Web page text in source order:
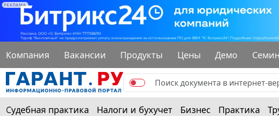
РЕКЛАМА
Компания Вакансии Продукты Цены Демо
Судебная практика Налоги и бухучет Бизнес Практика